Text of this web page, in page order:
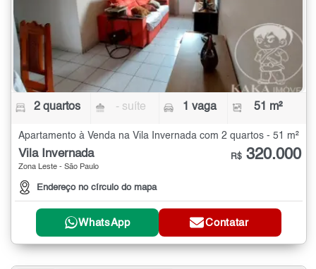
2 quartos - suíte 1 vaga 51 m²
Apartamento à Venda na Vila Invernada com 2 quartos - 51 m²
Vila Invernada
Zona Leste - São Paulo
Endereço no círculo do mapa
R$ 320.000
WhatsApp Contatar